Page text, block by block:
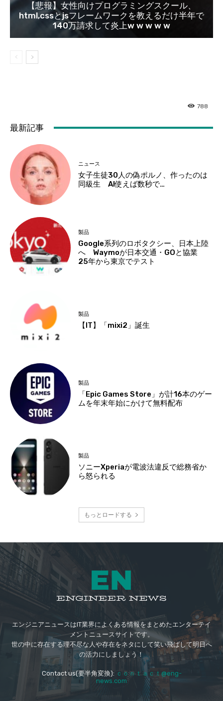
【悲報】女性向けプログラミングスクール、
html,cssとjsフレームワークを教えるだけ半年で
140万請求して炎上w w w w w
788
最新記事
ニュース
女子生徒30人の偽ポルノ、作ったのは
同級生 AI使えば数秒で…
製品
Google系列のロボタクシー、日本上陸
へ Waymoが日本交通・GOと協業
25年から東京でテスト
製品
【IT】「mixi2」誕生
製品
「Epic Games Store」が計16本のゲー
ムを年末年始にかけて無料配布
製品
ソニーXperiaが電波法違反で総務省か
ら怒られる
もっとロードする
エンジニアニュースはIT業界によくある情報をまとめたエンターテイ
メントニュースサイトです。
世の中に存在する理不尽な人や存在をネタにして笑い飛ばして明日へ
の活力にしましょう！
Contact us(要半角変換): ｃｏｎｔａｃｔ@eng-
news.com